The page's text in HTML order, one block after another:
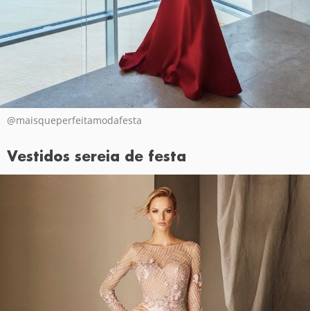
@maisqueperfeitamodafesta
Vestidos sereia de festa